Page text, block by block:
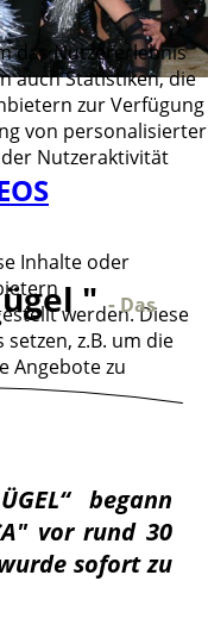
" -Das
begann
vor rund 30
sofort zu
das Nutzererlebnis
auch Statistiken, die
zur Verfügung
von personalisierter
Nutzeraktivität
Inhalte oder
werden. Diese
z.B. um die
Angebote zu